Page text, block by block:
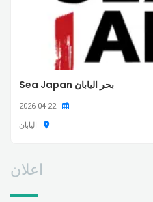
بحر اليابان Sea Japan
2026-04-22
اليابان
اعلان